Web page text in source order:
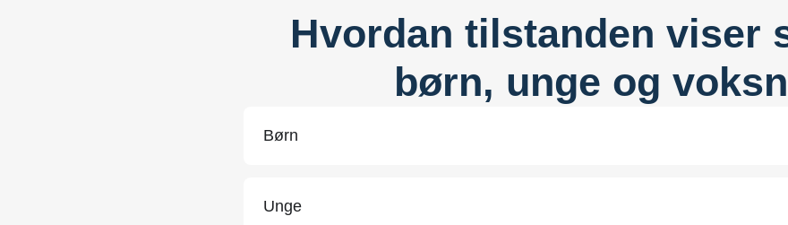
Hvordan tilstanden viser
børn, unge og
Børn
Unge